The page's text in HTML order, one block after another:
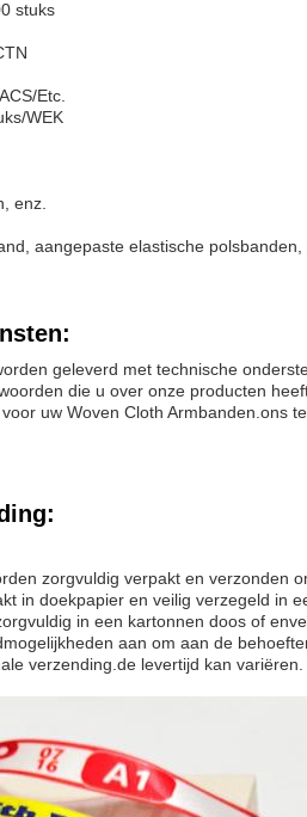
stuks
Etc.
WEK
enz.
aangepaste elastische
geleverd met technische
die u over onze producten
uw Woven Cloth Armbanden.ons
zorgvuldig verpakt en verzonden
in doekpapier en veilig verzegeld in
in een kartonnen doos of
aan om aan de
verzending.de levertijd kan variëren.